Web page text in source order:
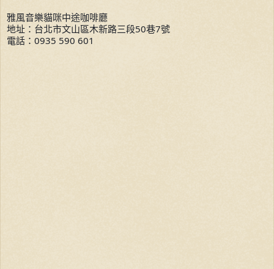
雅風音樂貓咪中途咖啡廳
地址：台北市文山區木新路三段50巷7號
電話：0935 590 601